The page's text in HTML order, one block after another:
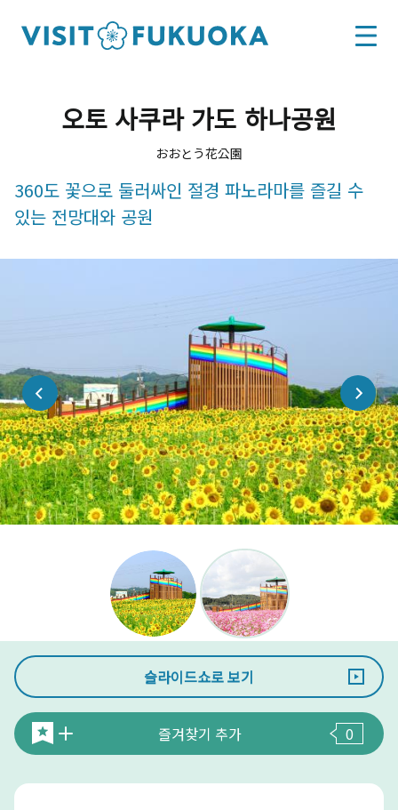
오토 사쿠라 가도 하나공원
おおとう花公園
360도 꽃으로 둘러싸인 절경 파노라마를 즐길 수
있는 전망대와 공원
슬라이드쇼로 보기
즐겨찾기 추가 0